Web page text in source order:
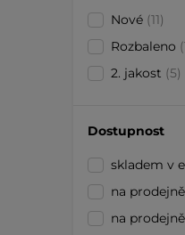
Nové (11)
Rozbaleno
2. jakost (5)
Dostupnost
skladem v
na
na